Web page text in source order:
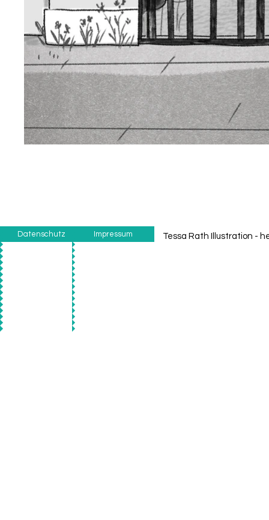
Datenschutz Impressum Tessa Rath Illustration -